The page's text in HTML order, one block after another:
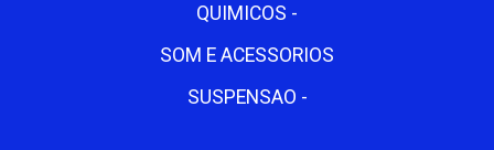
QUIMICOS -
SOM E ACESSORIOS
SUSPENSAO -